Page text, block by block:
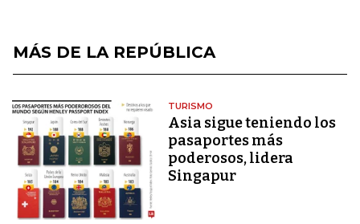
MÁS DE LA REPÚBLICA
TURISMO
Asia sigue teniendo los
pasaportes más
poderosos, lidera
Singapur